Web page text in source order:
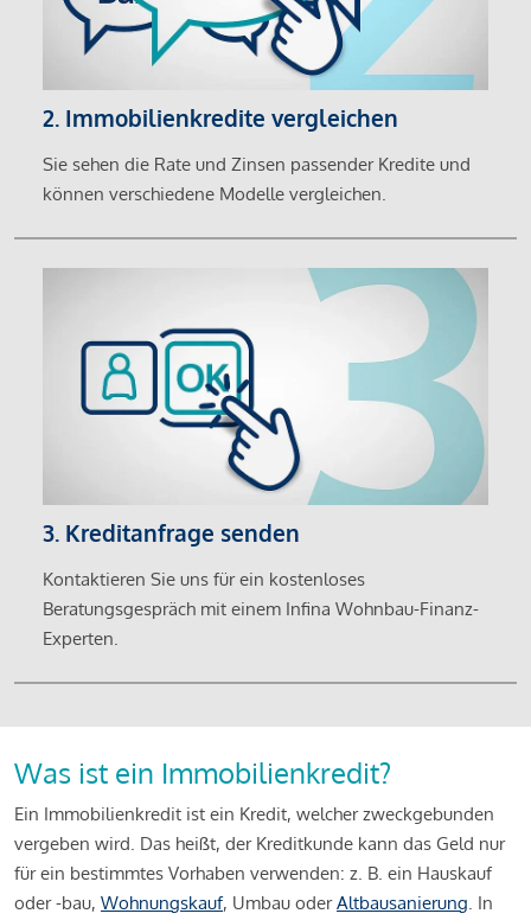
2. Immobilienkredite vergleichen
Sie sehen die Rate und Zinsen passender Kredite und
können verschiedene Modelle vergleichen.
3. Kreditanfrage senden
Kontaktieren Sie uns für ein kostenloses
Beratungsgespräch mit einem Infina Wohnbau-Finanz-
Experten.
Was ist ein Immobilienkredit?
Ein Immobilienkredit ist ein Kredit, welcher zweckgebunden
vergeben wird. Das heißt, der Kreditkunde kann das Geld nur
für ein bestimmtes Vorhaben verwenden: z. B. ein Hauskauf
oder -bau, Wohnungskauf, Umbau oderAltbausanierung. In